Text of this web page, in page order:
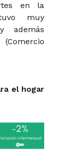
en la
muy
además
el hogar